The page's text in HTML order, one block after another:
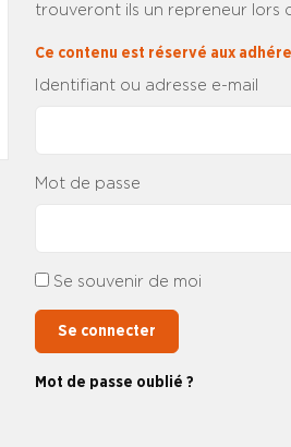
trouveront ils un repreneur lors
Ce contenu est réservé aux
Identifiant ou adresse e-mail
Mot de passe
Se souvenir de moi
Se connecter
Mot de passe oublié ?